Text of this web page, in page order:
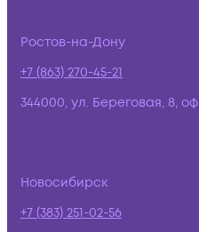
Ростов-на-Дону
+7 (863) 270-45-21
344000, ул. Береговая, 8,
Новосибирск
+7 (383) 251-02-56